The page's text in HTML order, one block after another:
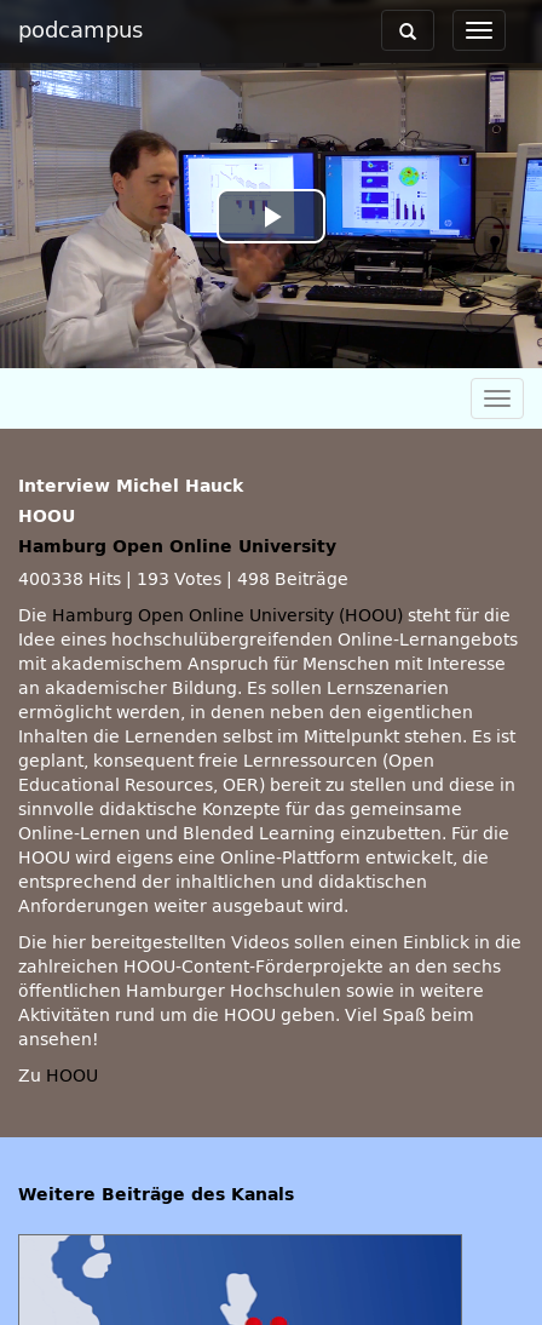
podcampus
Toggle
Toggle
navigation
Play
Video
Interview Michel Hauck
HOOU
Hamburg Open Online University
400338 Hits
193 Votes
498 Beiträge
Die Hamburg Open Online University (HOOU) steht für die
Idee eines hochschulübergreifenden Online-Lernangebots
mit akademischem Anspruch für Menschen mit Interesse
an akademischer Bildung. Es sollen Lernszenarien
ermöglicht werden, in denen neben den eigentlichen
Inhalten die Lernenden selbst im Mittelpunkt stehen. Es ist
geplant, konsequent freie Lernressourcen (Open
Educational Resources, OER) bereit zu stellen und diese in
sinnvolle didaktische Konzepte für das gemeinsame
Online-Lernen und Blended Learning einzubetten. Für die
HOOU wird eigens eine Online-Plattform entwickelt, die
entsprechend der inhaltlichen und didaktischen
Anforderungen weiter ausgebaut wird.
Die hier bereitgestellten Videos sollen einen Einblick in die
zahlreichen HOOU-Content-Förderprojekte an den sechs
öffentlichen Hamburger Hochschulen sowie in weitere
Aktivitäten rund um die HOOU geben. Viel Spaß beim
ansehen!
Zu HOOU
Weitere Beiträge des Kanals